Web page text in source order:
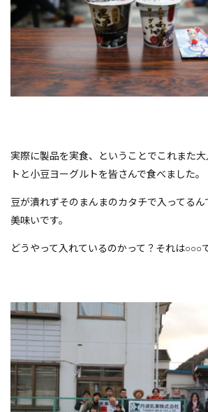
実際に製品を実食、ということでこれまた
トと小豆ヨーグルトを皆さんで食べました。
豆が潰れずそのまんまのカタチで入ってる
美味いです。
どうやって入れているのかって？それは○○○